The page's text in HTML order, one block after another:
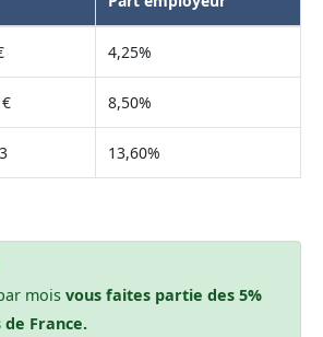
4,25%
8,50%
13,60%
mois vous faites partie des 5%
France.